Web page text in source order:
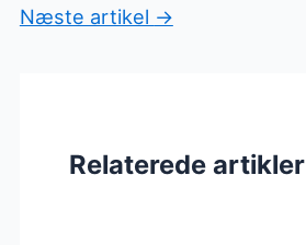
Næste artikel →
Relaterede artikler